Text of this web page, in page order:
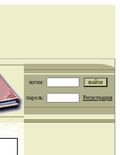
логин:
пароль: Регистрация